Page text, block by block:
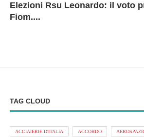
Elezioni Rsu Leonardo: il voto
Fiom....
TAG CLOUD
ACCIAIERIE D'ITALIA ACCORDO